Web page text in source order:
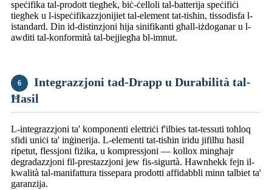
speċifika tal-prodott tiegħek, biċ-ċelloli tal-batterija speċifiċi
tiegħek u l-ispeċifikazzjonijiet tal-element tat-tisħin, tissodisfa l-
istandard. Din id-distinzjoni hija sinifikanti għall-iżdoganar u l-
awditi tal-konformità tal-bejjiegħa bl-imnut.
6
Integrazzjoni tad-Drapp u Durabilità tal-
Ħasil
L-integrazzjoni ta' komponenti elettriċi f'ilbies tat-tessuti toħloq
sfidi uniċi ta' inġinerija. L-elementi tat-tisħin iridu jifilħu ħasil
ripetut, flessjoni fiżika, u kompressjoni — kollox mingħajr
degradazzjoni fil-prestazzjoni jew fis-sigurtà. Hawnhekk fejn il-
kwalità tal-manifattura tissepara prodotti affidabbli minn talbiet ta'
garanzija.